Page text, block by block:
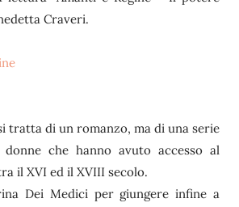
Craveri.
tratta di un romanzo, ma di una serie
che hanno avuto accesso al
il XVI ed il XVIII secolo.
Dei Medici per giungere infine a